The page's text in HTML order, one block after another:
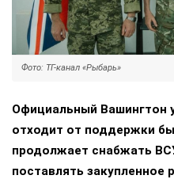
Фото: ТГ-канал «Рыбарь»
Официальный Вашингтон
отходит от поддержки
продолжает снабжать
поставлять закупленное